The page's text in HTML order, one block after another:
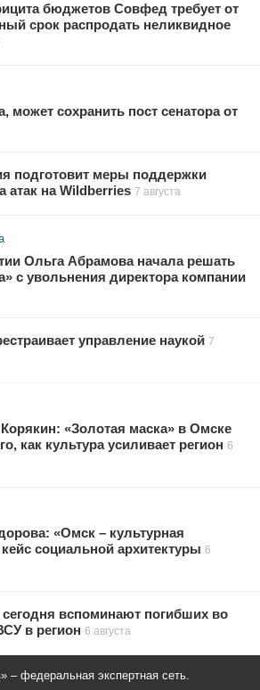
бюджетов Совфед требует от
срок распродать неликвидное
сохранить пост сенатора от
подготовит меры поддержки
атак на Wildberries 7 августа
Ольга Абрамова начала решать
с увольнения директора компании
управление наукой 7
«Золотая маска» в Омске
как культура усиливает регион 6
«Омск – культурная
социальной архитектуры 6
сегодня вспоминают погибших во
в регион 6 августа
– федеральная экспертная сеть.